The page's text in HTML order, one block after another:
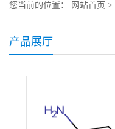
您当前的位置： 网站首页 >
产品展厅